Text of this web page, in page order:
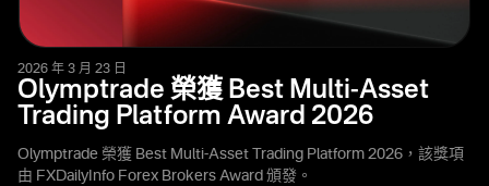
2026 年 3 月 23 日
Olymptrade 榮獲 Best Multi-Asset
Trading Platform Award 2026
Olymptrade 榮獲 Best Multi-Asset Trading Platform 2026，該獎項
由 FXDailyInfo Forex Brokers Award 頒發。